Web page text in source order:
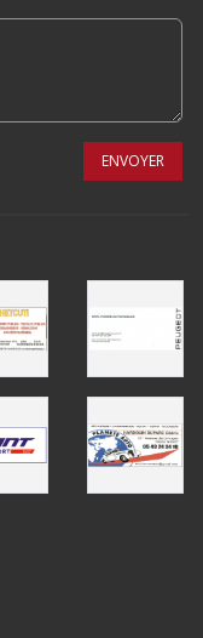
ENVOYER